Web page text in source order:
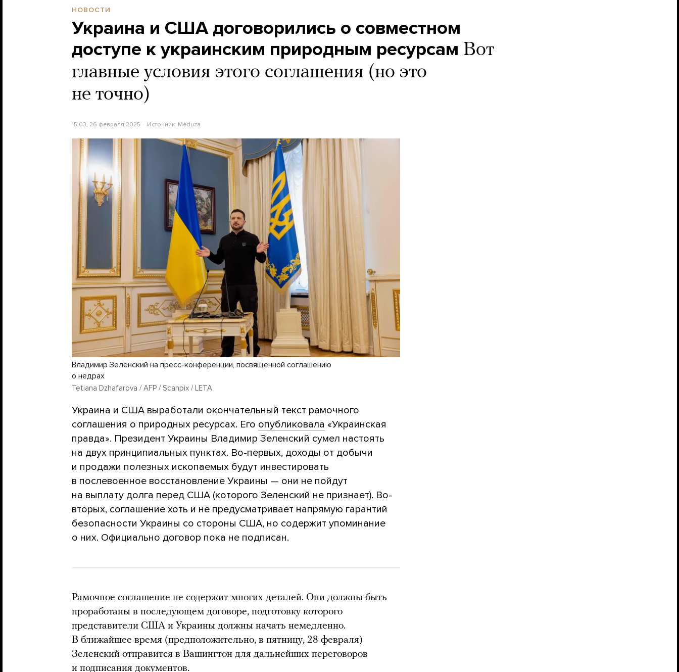
НОВОСТИ
Украина и США договорились о совместном
доступе к украинским природным ресурсам Вот
главные условия этого соглашения (но это
не точно)
15:03, 26 февраля 2025 Источник: Meduza
Владимир Зеленский на пресс-конференции, посвященной соглашению
о недрах
Tetiana Dzhafarova / AFP / Scanpix / LETA
Украина и США выработали окончательный текст рамочного
соглашения о природных ресурсах. Его опубликовала «Украинская
правда». Президент Украины Владимир Зеленский сумел настоять
на двух принципиальных пунктах. Во-первых, доходы от добычи
и продажи полезных ископаемых будут инвестировать
в послевоенное восстановление Украины — они не пойдут
на выплату долга перед США (которого Зеленский не признает). Во-
вторых, соглашение хоть и не предусматривает напрямую гарантий
безопасности Украины со стороны США, но содержит упоминание
о них. Официально договор пока не подписан.
Рамочное соглашение не содержит многих деталей. Они должны быть
проработаны в последующем договоре, подготовку которого
представители США и Украины должны начать немедленно.
В ближайшее время (предположительно, в пятницу, 28 февраля)
Зеленский отправится в Вашингтон для дальнейших переговоров
и подписания документов.